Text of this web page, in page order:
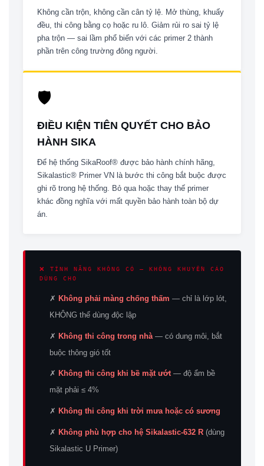
Không cần trộn, không cần cân tỷ lệ. Mở thùng, khuấy
đều, thi công bằng cọ hoặc ru lô. Giảm rủi ro sai tỷ lệ
pha trộn — sai lầm phổ biến với các primer 2 thành
phần trên công trường đông người.
🛡
ĐIỀU KIỆN TIÊN QUYẾT CHO BẢO
HÀNH SIKA
Để hệ thống SikaRoof® được bảo hành chính hãng,
Sikalastic® Primer VN là bước thi công bắt buộc được
ghi rõ trong hệ thống. Bỏ qua hoặc thay thế primer
khác đồng nghĩa với mất quyền bảo hành toàn bộ dự
án.
❌ TÍNH NĂNG KHÔNG CÓ — KHÔNG KHUYẾN CÁO
DÙNG CHO
✗ Không phải màng chống thấm — chỉ là lớp lót,
KHÔNG thể dùng độc lập
✗ Không thi công trong nhà— có dung môi, bắt
buộc thông gió tốt
✗ Không thi công khi bề mặt ướt— độ ẩm bề
mặt phải ≤ 4%
✗ Không thi công khi trời mưa hoặc có sương
✗ Không phù hợp cho hệ Sikalastic-632 R(dùng
Sikalastic U Primer)